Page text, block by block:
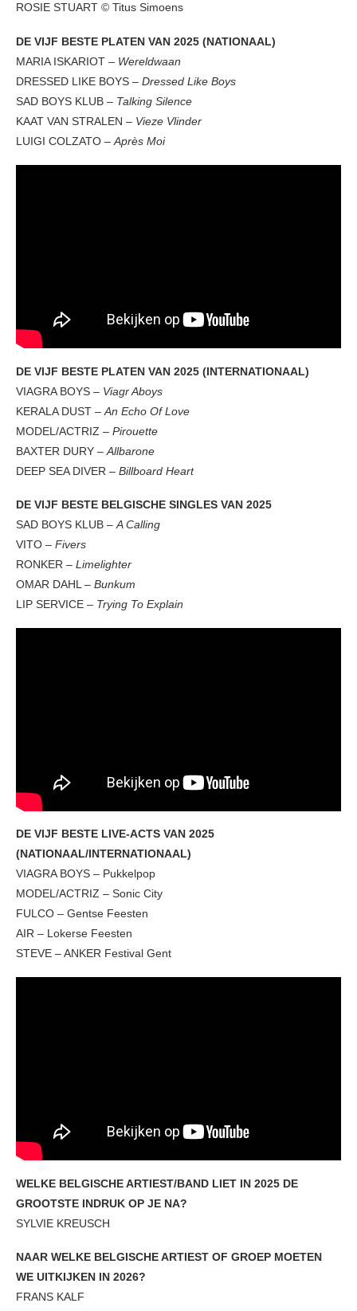
ROSIE STUART © Titus Simoens
DE VIJF BESTE PLATEN VAN 2025 (NATIONAAL)
MARIA ISKARIOT – Wereldwaan
DRESSED LIKE BOYS – Dressed Like Boys
SAD BOYS KLUB – Talking Silence
KAAT VAN STRALEN – Vieze Vlinder
LUIGI COLZATO –Après Moi
DE VIJF BESTE PLATEN VAN 2025 (INTERNATIONAAL)
VIAGRA BOYS – Viagr Aboys
KERALA DUST – An Echo Of Love
MODEL/ACTRIZ – Pirouette
BAXTER DURY – Allbarone
DEEP SEA DIVER – Billboard Heart
DE VIJF BESTE BELGISCHE SINGLES VAN 2025
SAD BOYS KLUB – A Calling
VITO – Fivers
RONKER – Limelighter
OMAR DAHL – Bunkum
LIP SERVICE – Trying To Explain
DE VIJF BESTE LIVE-ACTS VAN 2025
(NATIONAAL/INTERNATIONAAL)
VIAGRA BOYS – Pukkelpop
MODEL/ACTRIZ – Sonic City
FULCO – Gentse Feesten
AIR – Lokerse Feesten
STEVE – ANKER Festival Gent
WELKE BELGISCHE ARTIEST/BAND LIET IN 2025 DE
GROOTSTE INDRUK OP JE NA?
SYLVIE KREUSCH
NAAR WELKE BELGISCHE ARTIEST OF GROEP MOETEN
WE UITKIJKEN IN 2026?
FRANS KALF